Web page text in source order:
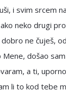
i svim srcem
neko drugi
ne čuješ,
Mene, došao
a ti,
li to kod tebe